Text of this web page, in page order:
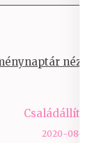
nézet
Családállítás
2020-08-26